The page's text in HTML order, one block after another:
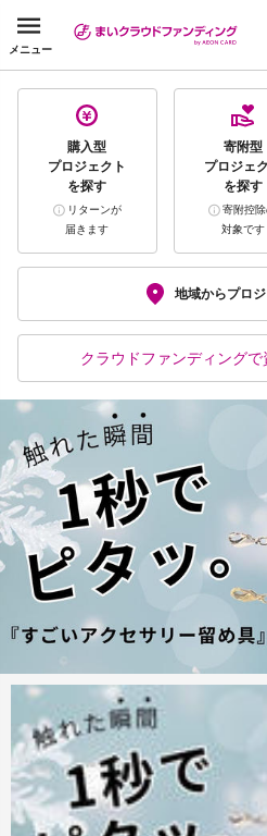
メニュー
購入型
プロジェクト
を探す
リターンが
届きます
寄附型
プロジェ
を探す
寄附控
対象です
地域からプロ
クラウドファンディングで